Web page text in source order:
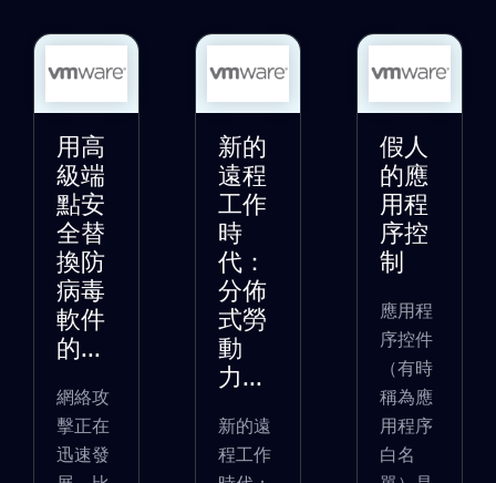
用高
級端
點安
全替
換防
病毒
軟件
的...
網絡攻
擊正在
迅速發
新的
遠程
工作
時
代：
分佈
式勞
動
力...
新的遠
程工作
假人
的應
用程
序控
制
應用程
序控件
（有時
稱為應
用程序
白名